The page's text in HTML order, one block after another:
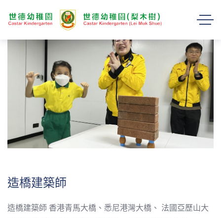
造橋建築師
造橋建築師 香港青馬大橋、悉尼港灣大橋、 法國亞歷山大